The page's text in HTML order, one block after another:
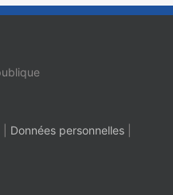
Données personnelles